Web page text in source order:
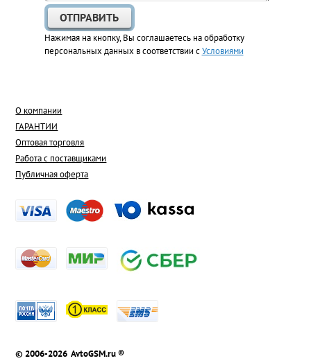
Нажимая на кнопку, Вы соглашаетесь на обработку
персональных данных в соответствии сУсловиями
О компании
ГАРАНТИИ
Оптовая торговля
Работа с поставщиками
Публичная оферта
© 2006-2026 AvtoGSM.ru ®